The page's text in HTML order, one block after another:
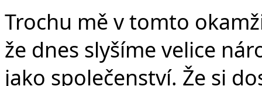
Trochu mě v tomto
že dnes slyšíme velice
jako společenství. Že si